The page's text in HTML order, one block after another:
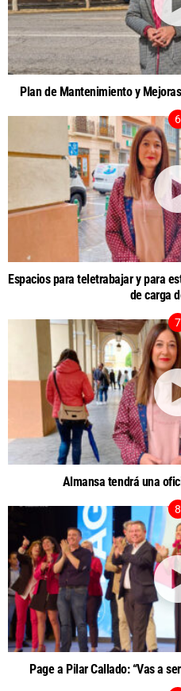
Plan de Mantenimiento y
Espacios para teletrabajar y para
de carga
Almansa tendrá una
Page a Pilar Callado: “Vas a